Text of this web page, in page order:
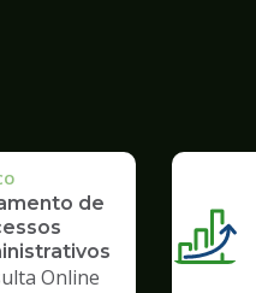
de
Online